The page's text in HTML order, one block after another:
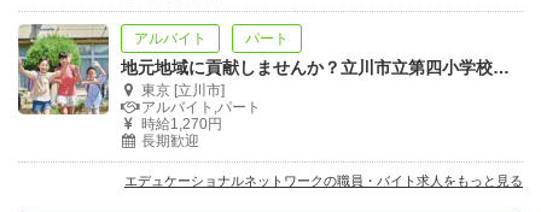
アルバイト パート
地元地域に貢献しませんか？立川市立第四小学校放課後子ども教室「くるプレ」
東京 [立川市]
アルバイト,パート
時給1,270円
長期歓迎
エデュケーショナルネットワークの職員・バイト求人をもっと見る